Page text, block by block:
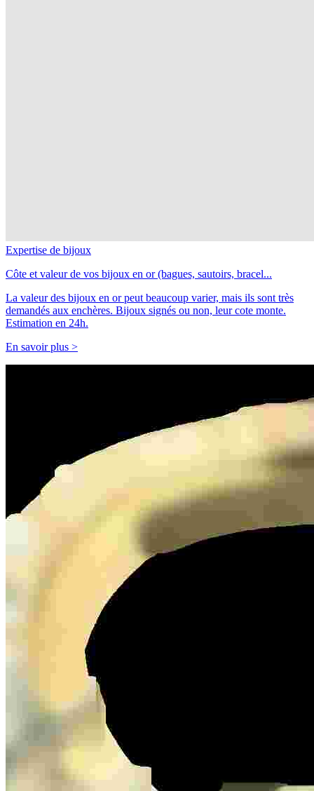
Expertise de bijoux
Côte et valeur de vos bijoux en or (bagues, sautoirs, bracel...
La valeur des bijoux en or peut beaucoup varier, mais ils sont très
demandés aux enchères. Bijoux signés ou non, leur cote monte.
Estimation en 24h.
En savoir plus >